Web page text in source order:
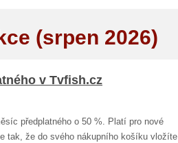
(srpen 2026)
v Tvfish.cz
předplatného o 50 %. Platí pro nové
tak, že do svého nákupního košíku vložíte